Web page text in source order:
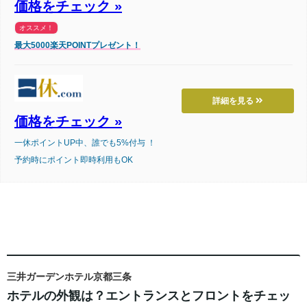
価格をチェック »
オススメ！
最大5000楽天POINTプレゼント！
詳細を見る
価格をチェック »
一休ポイントUP中、誰でも5%付与 ！
予約時にポイント即時利用もOK
三井ガーデンホテル京都三条
ホテルの外観は？エントランスとフロントをチェッ